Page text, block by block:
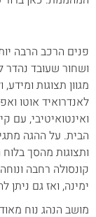
פנים הרכב הרבה
מגוון תצוגות
לאנדרואיד אוטו
ואינטואיטיבי, עם
הבית. על ההגה
ותצוגות מהסך
קונסולה רחבה
ימינה, ואז גם ניתן
מושב הנהג נוח